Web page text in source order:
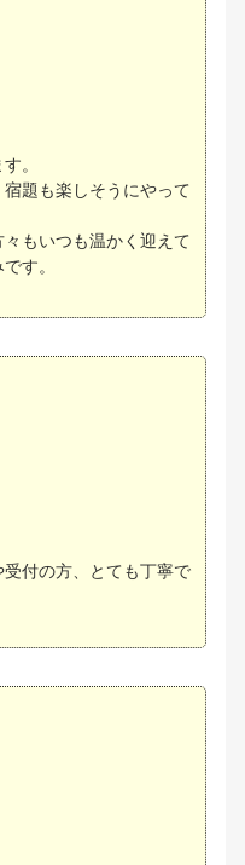
。
題も楽しそうにやって
もいつも温かく迎えて
す。
付の方、とても丁寧で